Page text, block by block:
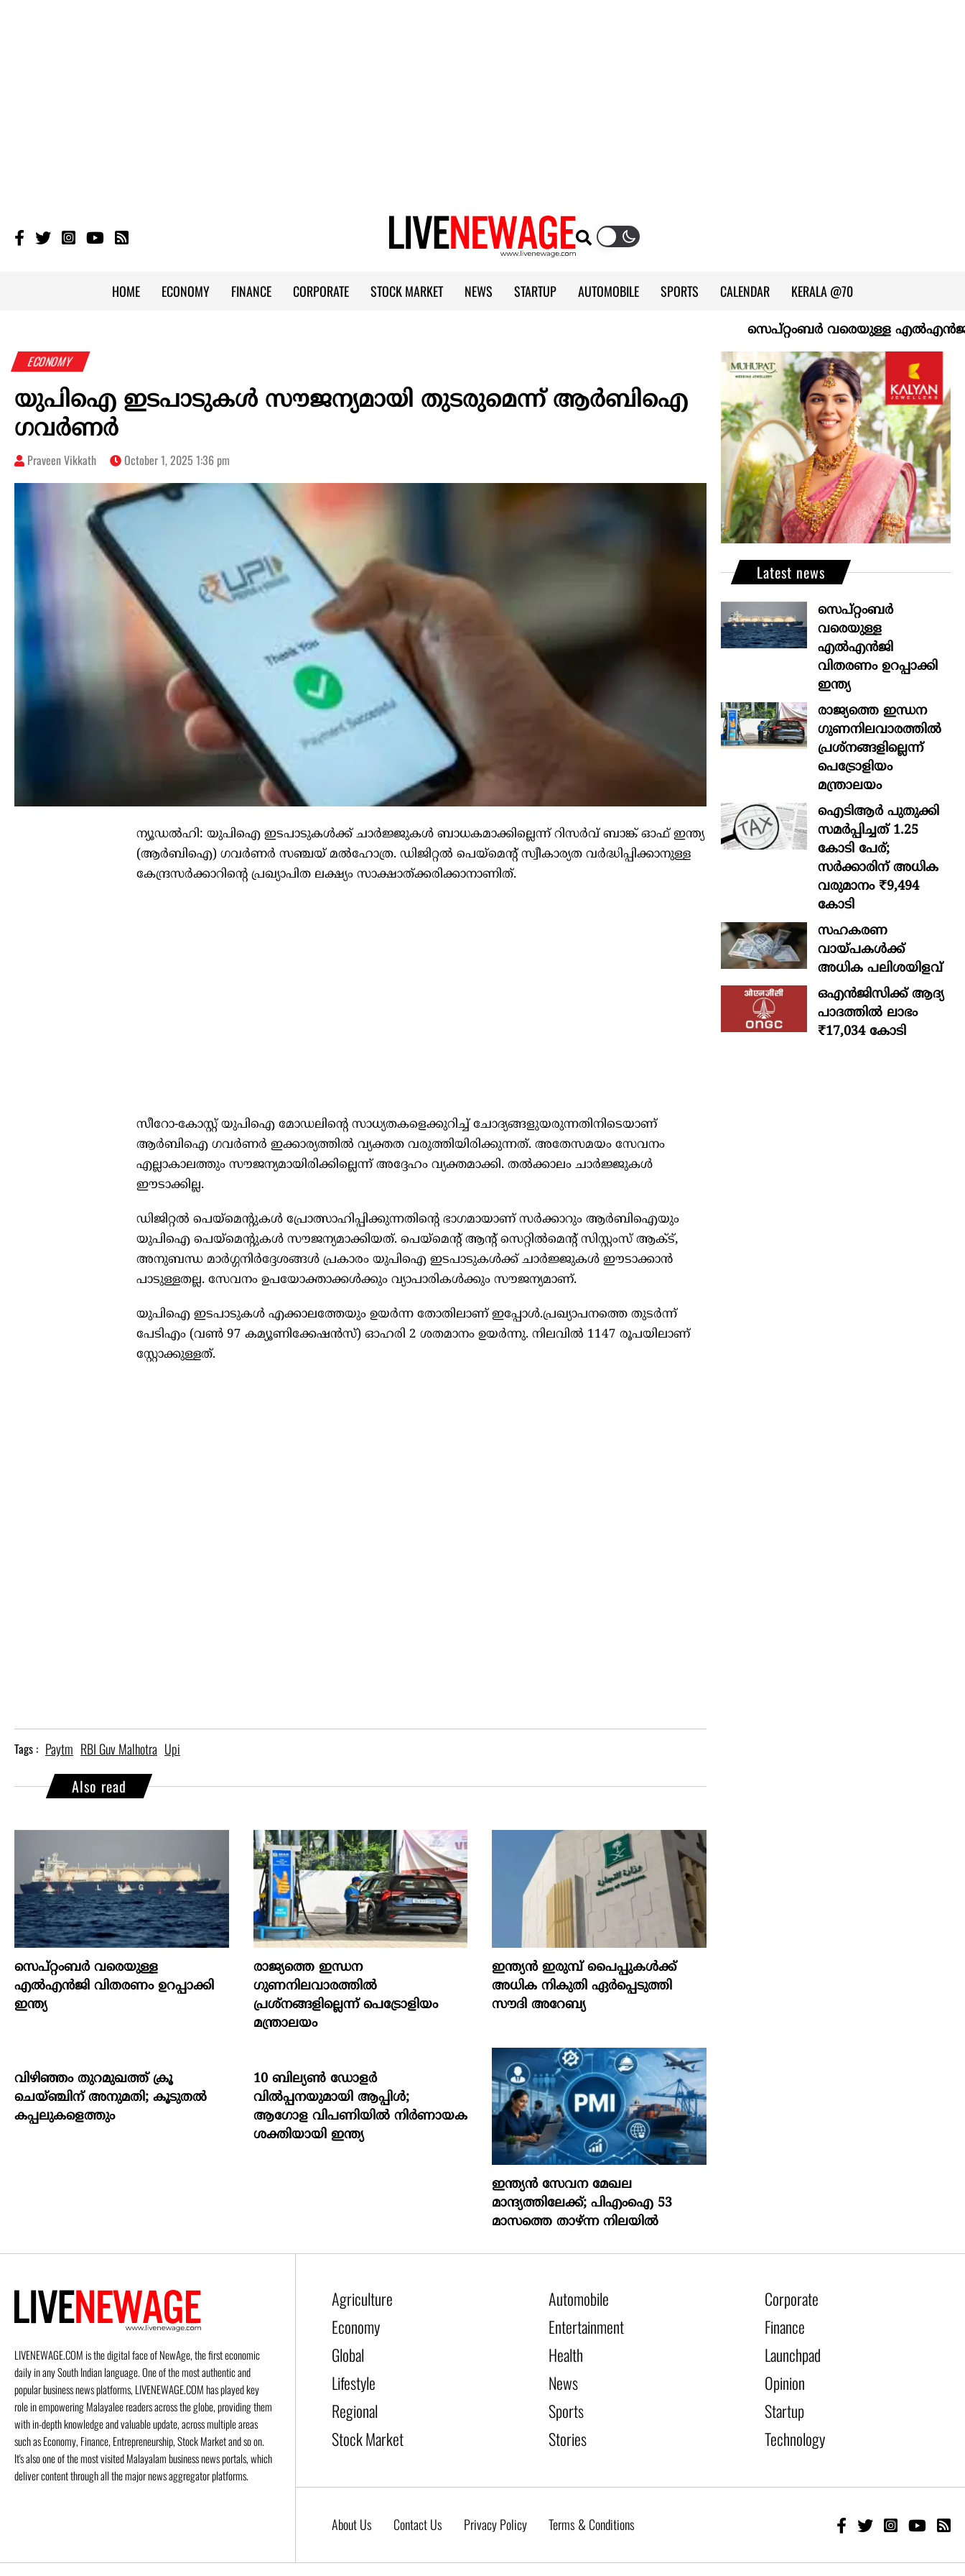
HOME ECONOMY FINANCE CORPORATE STOCK MARKET NEWS STARTUP AUTOMOBILE SPORTS CALENDAR KERALA @70
സെപ്റ്റംബർ വരെയുള്ള എൽഎൻജി
ECONOMY
യുപിഐ ഇടപാടുകള്‍ സൗജന്യമായി തുടരുമെന്ന് ആര്‍ബിഐ
ഗവര്‍ണര്‍
Praveen Vikkath October 1, 2025 1:36 pm
ന്യൂഡല്‍ഹി: യുപിഐ ഇടപാടുകള്‍ക്ക് ചാര്‍ജ്ജുകള്‍ ബാധകമാക്കില്ലെന്ന് റിസര്‍വ് ബാങ്ക് ഓഫ് ഇന്ത്യ
(ആര്‍ബിഐ) ഗവര്‍ണര്‍ സഞ്ചയ് മല്‍ഹോത്ര. ഡിജിറ്റല്‍ പെയ്‌മെന്റ് സ്വീകാര്യത വര്‍ദ്ധിപ്പിക്കാനുള്ള
കേന്ദ്രസര്‍ക്കാറിന്റെ പ്രഖ്യാപിത ലക്ഷ്യം സാക്ഷാത്ക്കരിക്കാനാണിത്.
സീറോ-കോസ്റ്റ് യുപിഐ മോഡലിന്റെ സാധ്യതകളെക്കുറിച്ച് ചോദ്യങ്ങളുയരുന്നതിനിടെയാണ്
ആര്‍ബിഐ ഗവര്‍ണര്‍ ഇക്കാര്യത്തില്‍ വ്യക്തത വരുത്തിയിരിക്കുന്നത്. അതേസമയം സേവനം
എല്ലാകാലത്തും സൗജന്യമായിരിക്കില്ലെന്ന് അദ്ദേഹം വ്യക്തമാക്കി. തല്‍ക്കാലം ചാര്‍ജ്ജുകള്‍
ഈടാക്കില്ല.
ഡിജിറ്റല്‍ പെയ്‌മെന്റുകള്‍ പ്രോത്സാഹിപ്പിക്കുന്നതിന്റെ ഭാഗമായാണ് സര്‍ക്കാറും ആര്‍ബിഐയും
യുപിഐ പെയ്‌മെന്റുകള്‍ സൗജന്യമാക്കിയത്. പെയ്‌മെന്റ്‌ ആന്റ് സെറ്റില്‍മെന്റ് സിസ്റ്റംസ് ആക്ട്,
അനുബന്ധ മാര്‍ഗ്ഗനിര്‍ദ്ദേശങ്ങള്‍ പ്രകാരം യുപിഐ ഇടപാടുകള്‍ക്ക് ചാര്‍ജ്ജുകള്‍ ഈടാക്കാന്‍
പാടുള്ളതല്ല. സേവനം ഉപയോക്താക്കള്‍ക്കും വ്യാപാരികള്‍ക്കും സൗജന്യമാണ്.
യുപിഐ ഇടപാടുകള്‍ എക്കാലത്തേയും ഉയര്‍ന്ന തോതിലാണ് ഇപ്പോള്‍.പ്രഖ്യാപനത്തെ തുടര്‍ന്ന്
പേടിഎം (വണ്‍ 97 കമ്യൂണിക്കേഷന്‍സ്) ഓഹരി 2 ശതമാനം ഉയര്‍ന്നു. നിലവില്‍ 1147 രൂപയിലാണ്
സ്റ്റോക്കുള്ളത്.
Tags : Paytm RBI Guv Malhotra Upi
Also read
സെപ്റ്റംബർ വരെയുള്ള
എൽഎൻജി വിതരണം ഉറപ്പാക്കി
ഇന്ത്യ
രാജ്യത്തെ ഇന്ധന
ഗുണനിലവാരത്തില്‍
പ്രശ്‌നങ്ങളില്ലെന്ന് പെട്രോളിയം
മന്ത്രാലയം
ഇന്ത്യൻ ഇരുമ്പ് പൈപ്പുകൾക്ക്
അധിക നികുതി ഏർപ്പെടുത്തി
സൗദി അറേബ്യ
വിഴിഞ്ഞം തുറമുഖത്ത് ക്രൂ
ചെയ്ഞ്ചിന് അനുമതി; കൂടുതൽ
കപ്പലുകളെത്തും
10 ബില്യൺ ഡോളർ
വിൽപ്പനയുമായി ആപ്പിൾ;
ആഗോള വിപണിയിൽ നിർണായക
ശക്തിയായി ഇന്ത്യ
ഇന്ത്യൻ സേവന മേഖല
മാന്ദ്യത്തിലേക്ക്; പിഎംഐ 53
മാസത്തെ താഴ്ന്ന നിലയില്‍
Latest news
സെപ്റ്റംബർ
വരെയുള്ള
എൽഎൻജി
വിതരണം ഉറപ്പാക്കി
ഇന്ത്യ
രാജ്യത്തെ ഇന്ധന
ഗുണനിലവാരത്തില്‍
പ്രശ്‌നങ്ങളില്ലെന്ന്
പെട്രോളിയം
മന്ത്രാലയം
ഐടിആര്‍ പുതുക്കി
സമർപ്പിച്ചത് 1.25
കോടി പേര്;
സർക്കാരിന് അധിക
വരുമാനം ₹9,494
കോടി
സഹകരണ
വായ്പകള്‍ക്ക്
അധിക പലിശയിളവ്
ഒഎന്‍ജിസിക്ക് ആദ്യ
പാദത്തില്‍ ലാഭം
₹17,034 കോടി
LIVENEWAGE.COM is the digital face of NewAge, the first economic
daily in any South Indian language. One of the most authentic and
popular business news platforms, LIVENEWAGE.COM has played key
role in empowering Malayalee readers across the globe, providing them
with in-depth knowledge and valuable update, across multiple areas
such as Economy, Finance, Entrepreneurship, Stock Market and so on.
It's also one of the most visited Malayalam business news portals, which
deliver content through all the major news aggregator platforms.
Agriculture Automobile
Corporate
Economy
Entertainment
Finance
Global
Health
Launchpad
Lifestyle
News
Opinion
Regional
Sports
Startup
Stock Market
Stories Technology
About Us Contact Us Privacy Policy Terms & Conditions